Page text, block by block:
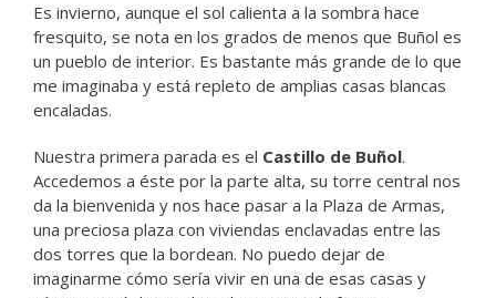
Es invierno, aunque el sol calienta a la sombra hace
fresquito, se nota en los grados de menos que Buñol es
un pueblo de interior. Es bastante más grande de lo que
me imaginaba y está repleto de amplias casas blancas
encaladas.
Nuestra primera parada es el Castillo de Buñol.
Accedemos a éste por la parte alta, su torre central nos
da la bienvenida y nos hace pasar a la Plaza de Armas,
una preciosa plaza con viviendas enclavadas entre las
dos torres que la bordean. No puedo dejar de
imaginarme cómo sería vivir en una de esas casas y